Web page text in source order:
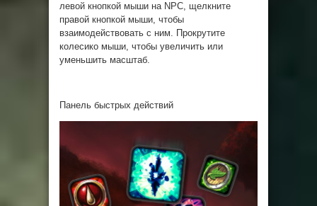
левой кнопкой мыши на NPC, щелкните
правой кнопкой мыши, чтобы
взаимодействовать с ним. Прокрутите
колесико мыши, чтобы увеличить или
уменьшить масштаб.
Панель быстрых действий